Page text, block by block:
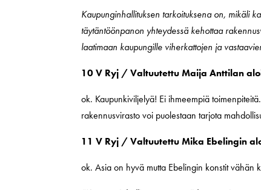
Kaupunginhallituksen tarkoituksena on, mikäli
täytäntöönpanon yhteydessä kehottaa
laatimaan kaupungille viherkattojen ja
10 V Ryj / Valtuutettu Maija Anttilan
ok. Kaupunkiviljelyä! Ei ihmeempiä
rakennusvirasto voi puolestaan tarjota
11 V Ryj / Valtuutettu Mika Ebelingin
ok. Asia on hyvä mutta Ebelingin konstit vähän